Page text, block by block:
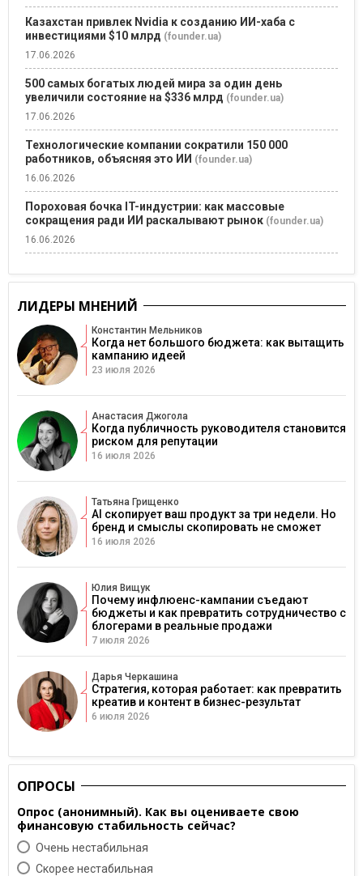
Казахстан привлек Nvidia к созданию ИИ-хаба с
инвестициями $10 млрд (founder.ua)
17.06.2026
500 самых богатых людей мира за один день
увеличили состояние на $336 млрд (founder.ua)
17.06.2026
Технологические компании сократили 150 000
работников, объясняя это ИИ (founder.ua)
16.06.2026
Пороховая бочка IT-индустрии: как массовые
сокращения ради ИИ раскалывают рынок (founder.ua)
16.06.2026
ЛИДЕРЫ МНЕНИЙ
Константин Мельников
Когда нет большого бюджета: как вытащить
кампанию идеей
23 июля 2026
Анастасия Джогола
Когда публичность руководителя становится
риском для репутации
16 июля 2026
Татьяна Грищенко
AI скопирует ваш продукт за три недели. Но
бренд и смыслы скопировать не сможет
16 июля 2026
Юлия Вищук
Почему инфлюенс-кампании съедают
бюджеты и как превратить сотрудничество с
блогерами в реальные продажи
7 июля 2026
Дарья Черкашина
Стратегия, которая работает: как превратить
креатив и контент в бизнес-результат
6 июля 2026
ОПРОСЫ
Опрос (анонимный). Как вы оцениваете свою
финансовую стабильность сейчас?
Очень нестабильная
Скорее нестабильная